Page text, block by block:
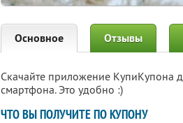
Основное Отзывы
Скачайте приложение КупиКупона
смартфона. Это удобно :)
ЧТО ВЫ ПОЛУЧИТЕ ПО КУПОНУ